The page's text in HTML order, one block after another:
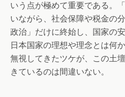
いう点が極めて重要である。
いながら、社会保障や税金の
政治」だけに終始し、国家の
日本国家の理想や理念とは何
無視してきたツケが、この土
きているのは間違いない。